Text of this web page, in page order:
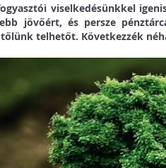
viselkedésünkkel
jövőért, és persze
telhetőt. Következzék